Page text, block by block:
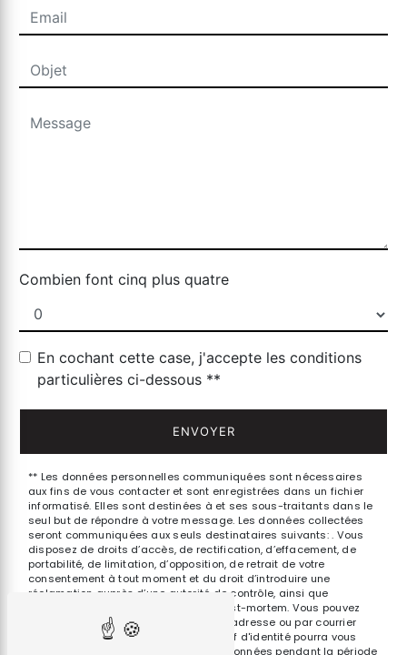
Combien font cinq plus quatre
En cochant cette case, j'accepte les conditions
particulières ci-dessous **
ENVOYER
** Les données personnelles communiquées sont nécessaires
aux fins de vous contacter et sont enregistrées dans un fichier
informatisé. Elles sont destinées à et ses sous-traitants dans le
seul but de répondre à votre message. Les données collectées
seront communiquées aux seuls destinataires suivants: . Vous
disposez de droits d’accès, de rectification, d’effacement, de
portabilité, de limitation, d’opposition, de retrait de votre
consentement à tout moment et du droit d’introduire une
réclamation auprès d’une autorité de contrôle, ainsi que
d’organiser le sort de vos données post-mortem. Vous pouvez
exercer ces droits par voie postale à l'adresse ou par courrier
électronique à l'adresse . Un justificatif d'identité pourra vous
être demandé. Nous conservons vos données pendant la période